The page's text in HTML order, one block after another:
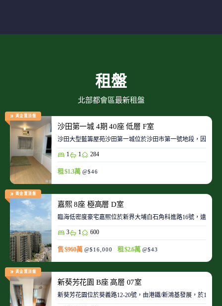
租盤
北部都會區最新租盤
黃金置頂盤
沙田第一城 4期 40座 低層 F室
沙田大型藍籌屋苑沙田第一城位於沙田市第一號地段，因此
1 1 284
租 $1.3萬 @$46
黃金置頂盤
嘉熙 8座 極高層 D室
臨海低密度豪宅嘉熙位於新界大埔白石角科進路16號，遠離
3 1 600
售 $960萬 @$16,000 租 $2.6萬 @$43
黃金置頂盤
新葵芳花園 B座 高層 07室
新葵芳花園位於葵義路12-20號，由港鐵/新鴻基發展，於